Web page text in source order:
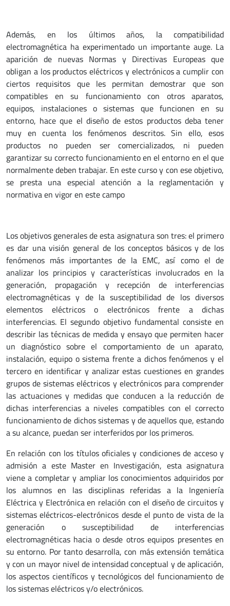
Además, en los últimos años, la compatibilidad
electromagnética ha experimentado un importante auge. La
aparición de nuevas Normas y Directivas Europeas que
obligan a los productos eléctricos y electrónicos a cumplir con
ciertos requisitos que les permitan demostrar que son
compatibles en su funcionamiento con otros aparatos,
equipos, instalaciones o sistemas que funcionen en su
entorno, hace que el diseño de estos productos deba tener
muy en cuenta los fenómenos descritos. Sin ello, esos
productos no pueden ser comercializados, ni pueden
garantizar su correcto funcionamiento en el entorno en el que
normalmente deben trabajar. En este curso y con ese objetivo,
se presta una especial atención a la reglamentación y
normativa en vigor en este campo
Los objetivos generales de esta asignatura son tres: el primero
es dar una visión general de los conceptos básicos y de los
fenómenos más importantes de la EMC, así como el de
analizar los principios y características involucrados en la
generación, propagación y recepción de interferencias
electromagnéticas y de la susceptibilidad de los diversos
elementos eléctricos o electrónicos frente a dichas
interferencias. El segundo objetivo fundamental consiste en
describir las técnicas de medida y ensayo que permiten hacer
un diagnóstico sobre el comportamiento de un aparato,
instalación, equipo o sistema frente a dichos fenómenos y el
tercero en identificar y analizar estas cuestiones en grandes
grupos de sistemas eléctricos y electrónicos para comprender
las actuaciones y medidas que conducen a la reducción de
dichas interferencias a niveles compatibles con el correcto
funcionamiento de dichos sistemas y de aquellos que, estando
a su alcance, puedan ser interferidos por los primeros.
En relación con los títulos oficiales y condiciones de acceso y
admisión a este Master en Investigación, esta asignatura
viene a completar y ampliar los conocimientos adquiridos por
los alumnos en las disciplinas referidas a la Ingeniería
Eléctrica y Electrónica en relación con el diseño de circuitos y
sistemas eléctricos-electrónicos desde el punto de vista de la
generación o susceptibilidad de interferencias
electromagnéticas hacia o desde otros equipos presentes en
su entorno. Por tanto desarrolla, con más extensión temática
y con un mayor nivel de intensidad conceptual y de aplicación,
los aspectos científicos y tecnológicos del funcionamiento de
los sistemas eléctricos y/o electrónicos.